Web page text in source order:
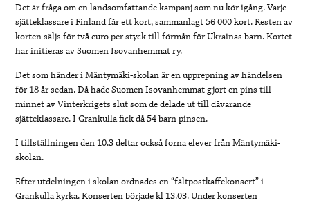
Det är fråga om en landsomfattande kampanj som nu kör igång. Varje
sjätteklassare i Finland får ett kort, sammanlagt 56 000 kort. Resten av
korten säljs för två euro per styck till förmån för Ukrainas barn. Kortet
har initieras av Suomen Isovanhemmat ry.
Det som händer i Mäntymäki-skolan är en upprepning av händelsen
för 18 år sedan. Då hade Suomen Isovanhemmat gjort en pins till
minnet av Vinterkrigets slut som de delade ut till dåvarande
sjätteklassare. I Grankulla fick då 54 barn pinsen.
I tillställningen den 10.3 deltar också forna elever från Mäntymäki-
skolan.
Efter utdelningen i skolan ordnades en “fältpostkaffekonsert” i
Grankulla kyrka. Konserten började kl 13.03. Under konserten